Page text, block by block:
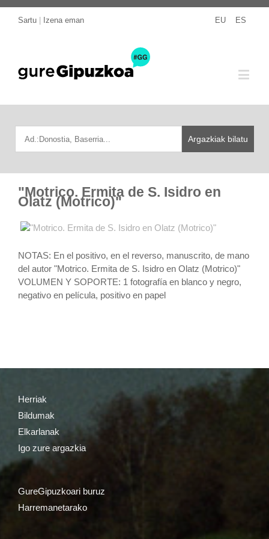
Sartu Izena eman EU ES
"Motrico. Ermita de S. Isidro en
Olatz (Motrico)"
NOTAS: En el positivo, en el reverso, manuscrito, de mano
del autor "Motrico. Ermita de S. Isidro en Olatz (Motrico)"
VOLUMEN Y SOPORTE: 1 fotografía en blanco y negro,
negativo en película, positivo en papel
Herriak
Bildumak
Elkarlanak
Igo zure argazkia
GureGipuzkoari buruz
Harremanetarako